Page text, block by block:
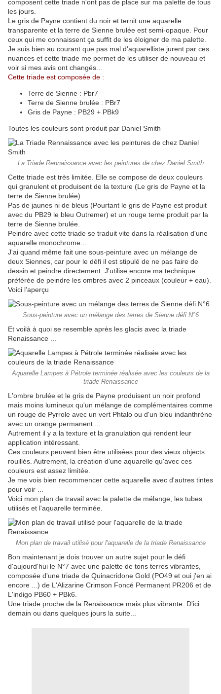
composent cette triade n'ont pas de place sur ma palette de tous
les jours.
Le gris de Payne contient du noir et ternit une aquarelle
transparente et la terre de Sienne brulée est semi-opaque. Pour
ceux qui me connaissent ça suffit de les éloigner de ma palette.
Je suis bien au courant que pas mal d'aquarelliste jurent par ces
nuances et cette triade me permet de les utiliser de nouveau et
voir si mes avis ont changés...
Cette triade est composée de :
Terre de Sienne : Pbr7
Terre de Sienne brulée : PBr7
Gris de Payne : PB29 + PBk9
Toutes les couleurs sont produit par Daniel Smith
La Triade Rennaissance avec les peintures de chez Daniel Smith
Cette triade est très limitée. Elle se compose de deux couleurs
qui granulent et produisent de la texture (Le gris de Payne et la
terre de Sienne brulée)
Pas de jaunes ni de bleus (Pourtant le gris de Payne est produit
avec du PB29 le bleu Outremer) et un rouge terne produit par la
terre de Sienne brulée.
Peindre avec cette triade se traduit vite dans la réalisation d'une
aquarelle monochrome...
J'ai quand même fait une sous-peinture avec un mélange de
deux Siennes, car pour le défi il est stipulé de ne pas faire de
dessin et peindre directement. J'utilise encore ma technique
préférée de peindre les ombres avec 2 pinceaux (couleur + eau).
Voici l'aperçu
Sous-peinture avec un mélange des terres de Sienne défi N°6
Et voilà à quoi se resemble après les glacis avec la triade
Renaissance ...
Aquarelle Lampes à Pétrole terminée réalisée avec les couleurs de la
triade Renaissance
L'ombre brulée et le gris de Payne produisent un noir profond
mais moins lumineux qu'un mélange de complémentaires comme
un rouge de Pyrrole avec un vert Phtalo ou d'un bleu indanthrène
avec un orange permanent ...
Autrement il y a la texture et la granulation qui rendent leur
application intéressant.
Ces couleurs peuvent bien être utilisées pour des vieux objects
rouillés. Autrement, la création d'une aquarelle qu'avec ces
couleurs est assez limitée.
Je me vois bien recommencer cette aquarelle avec d'autres tintes
pour voir ...
Voici mon plan de travail avec la palette de mélange, les tubes
utilisés et l'aquarelle terminée.
Mon plan de travail utilisé pour l'aquarelle de la triade Renaissance
Bon maintenant je dois trouver un autre sujet pour le défi
d'aujourd'hui le N°7 avec une palette de tons terres vibrantes,
composée d'une triade de Quinacridone Gold (PO49 et oui j'en ai
encore ...) de L'Alizarine Crimson Foncé Permanent PR206 et de
L'indigo PB60 + PBk6.
Une triade proche de la Renaissance mais plus vibrante. D'ici
demain ou dans quelques jours la suite...